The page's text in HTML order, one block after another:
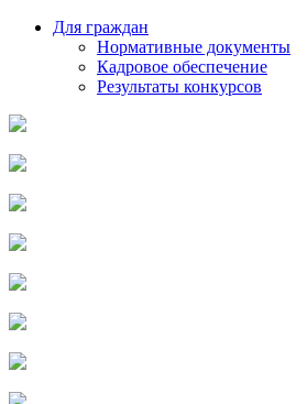
Для граждан
Нормативные документы
Кадровое обеспечение
Результаты конкурсов